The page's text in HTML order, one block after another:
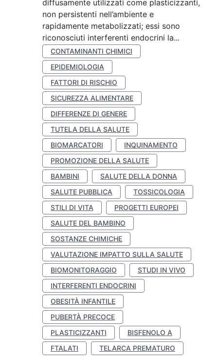
diffusamente utilizzati come plasticizzanti,
non persistenti nell’ambiente e
rapidamente metabolizzati; essi sono
riconosciuti interferenti endocrini la...
CONTAMINANTI CHIMICI
EPIDEMIOLOGIA
FATTORI DI RISCHIO
SICUREZZA ALIMENTARE
DIFFERENZE DI GENERE
TUTELA DELLA SALUTE
BIOMARCATORI
INQUINAMENTO
PROMOZIONE DELLA SALUTE
BAMBINI
SALUTE DELLA DONNA
SALUTE PUBBLICA
TOSSICOLOGIA
STILI DI VITA
PROGETTI EUROPEI
SALUTE DEL BAMBINO
SOSTANZE CHIMICHE
VALUTAZIONE IMPATTO SULLA SALUTE
BIOMONITORAGGIO
STUDI IN VIVO
INTERFERENTI ENDOCRINI
OBESITÀ INFANTILE
PUBERTÀ PRECOCE
PLASTICIZZANTI
BISFENOLO A
FTALATI
TELARCA PREMATURO